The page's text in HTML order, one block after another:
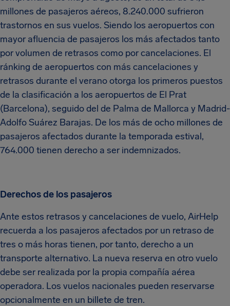
millones de pasajeros aéreos, 8.240.000 sufrieron
trastornos en sus vuelos. Siendo los aeropuertos con
mayor afluencia de pasajeros los más afectados tanto
por volumen de retrasos como por cancelaciones. El
ránking de aeropuertos con más cancelaciones y
retrasos durante el verano otorga los primeros puestos
de la clasificación a los aeropuertos de El Prat
(Barcelona), seguido del de Palma de Mallorca y Madrid-
Adolfo Suárez Barajas. De los más de ocho millones de
pasajeros afectados durante la temporada estival,
764.000 tienen derecho a ser indemnizados.
Derechos de los pasajeros
Ante estos retrasos y cancelaciones de vuelo, AirHelp
recuerda a los pasajeros afectados por un retraso de
tres o más horas tienen, por tanto, derecho a un
transporte alternativo. La nueva reserva en otro vuelo
debe ser realizada por la propia compañía aérea
operadora. Los vuelos nacionales pueden reservarse
opcionalmente en un billete de tren.